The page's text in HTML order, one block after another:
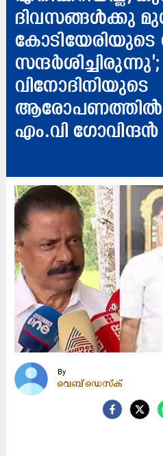
ദിവസങ്ങൾക്കു
കോടിയേരിയുടെ
സന്ദർശിച്ചിരുന്നു';
വിനോദിനിയുടെ
ആരോപണത്തിൽ
എം.വി ഗോവിന്ദൻ
By
വെബ് ഡെസ്ക്